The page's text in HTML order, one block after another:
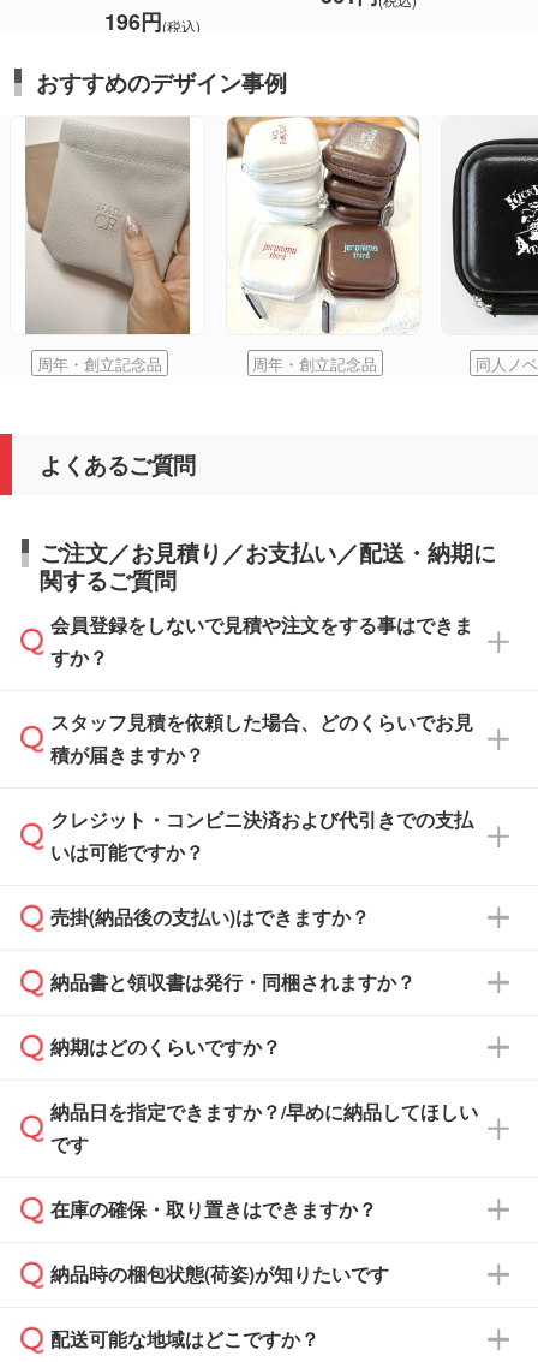
196円(税込)
おすすめのデザイン事例
周年・創立記念品 周年・創立記念品 同人ノ
よくあるご質問
ご注文／お見積り／お支払い／配送・納期に
関するご質問
会員登録をしないで見積や注文をする事はできま
すか？
可能です。見積・注文フォームにて『ゲストの
まま進む』ボタンからお進みのうえ、ご依頼く
スタッフ見積を依頼した場合、どのくらいでお見
積が届きますか？
通常、翌営業日までにお送りしております。混
雑状況によっては、お時間をいただくこともご
依頼いただいた場合は、翌営業日以降のご連絡
クレジット・コンビニ決済および代引きでの支払
いは可能ですか？
銀行振込のみのご対応となります。
売掛(納品後の支払い)はできますか？
基本的には先入金をお願いしておりますが、自
どの場合は、月末締め翌月末払いに対応可能で
また、卒業・卒園記念品で対策委員会や個人様
校や幼稚園・保育園であれば、同様の条件でご
ご希望の際は担当スタッフまでお気軽にご相談
ください。
納品書と領収書は発行・同梱されますか？
納品書・領収書は ご依頼をいただいた場合の
ず、通常はPDFデータをメール添付でお送りし
ます。
たは注文フォームの『ご注文に関する備考欄』
納期はどのくらいですか？
・印刷する場合(500個程度)
ご入金、イメージ画像の校了から約2週間～2
ご入金確認後、1～2営業日で出荷いたしま
納品日を指定できますか？/早めに納品してほしい
です
ご希望の納期がある場合は、お問い合わせ・お
い。
応が可能かご案内いたします。
在庫の確保・取り置きはできますか？
ご入金確認後に在庫を確保し、注文確定のご連
はできかねますので予めご了承ください。
納品時の梱包状態(荷姿)が知りたいです
商品によって異なります。各ページにある商品
配送可能な地域はどこですか？